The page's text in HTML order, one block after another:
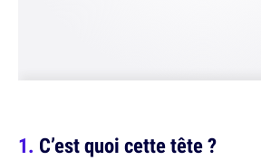
C’est quoi cette tête ?